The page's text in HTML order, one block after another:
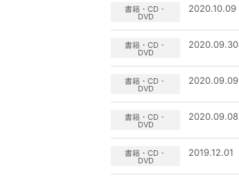
書籍・CD・
DVD
2020.10.09
書籍・CD・
DVD
2020.09.30
書籍・CD・
DVD
2020.09.09
書籍・CD・
DVD
2020.09.08
書籍・CD・
DVD
2019.12.01